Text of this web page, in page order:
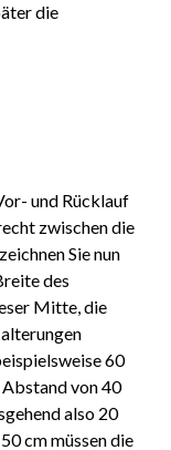
die
und Rücklauf
zwischen die
Sie nun
des
Mitte, die
60
von 40
also 20
cm müssen die